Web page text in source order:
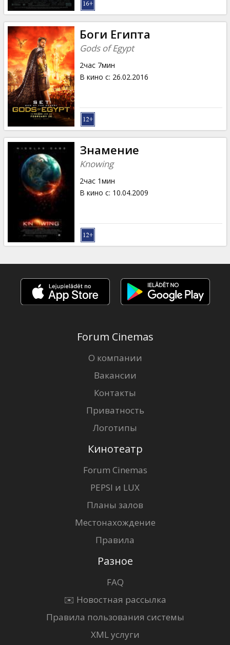
Клуб
Боги Египта
Gods of Egypt
2час 7мин
В кино с: 26.02.2016
Знамение
Knowing
2час 1мин
В кино с: 10.04.2009
Forum Cinemas
О компании
Вакансии
Контакты
Приватность
Логотипы
Кинотеатр
Forum Cinemas
PEPSI и LUX
Планы залов
Местонахождение
Правила
Разное
FAQ
✉️ Новостная рассылка
Правила пользования системы
XML услуги